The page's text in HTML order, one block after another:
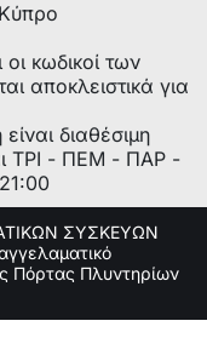
κωδικοί των
αποκλειστικά για
διαθέσιμη
ΤΡΙ - ΠΕΜ - ΠΑΡ -
ΣΥΣΚΕΥΩΝ
Πόρτας Πλυντηρίων